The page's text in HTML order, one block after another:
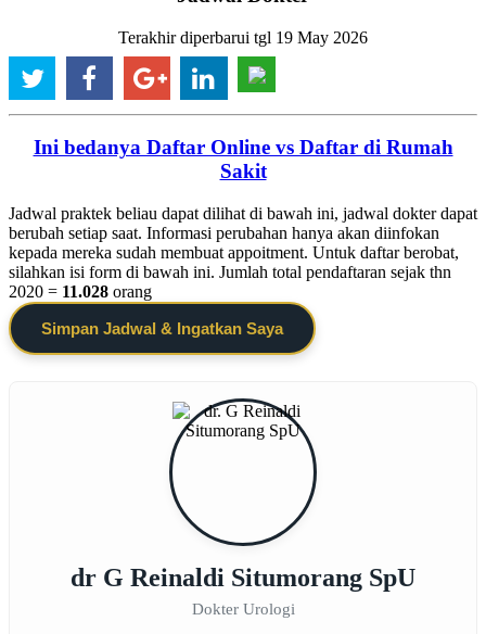
Terakhir diperbarui tgl 19 May 2026
Ini bedanya Daftar Online vs Daftar di Rumah
Sakit
Jadwal praktek beliau dapat dilihat di bawah ini, jadwal dokter dapat
berubah setiap saat. Informasi perubahan hanya akan diinfokan
kepada mereka sudah membuat appoitment. Untuk daftar berobat,
silahkan isi form di bawah ini. Jumlah total pendaftaran sejak thn
2020 = 11.028 orang
Simpan Jadwal & Ingatkan Saya
dr G Reinaldi Situmorang SpU
Dokter Urologi